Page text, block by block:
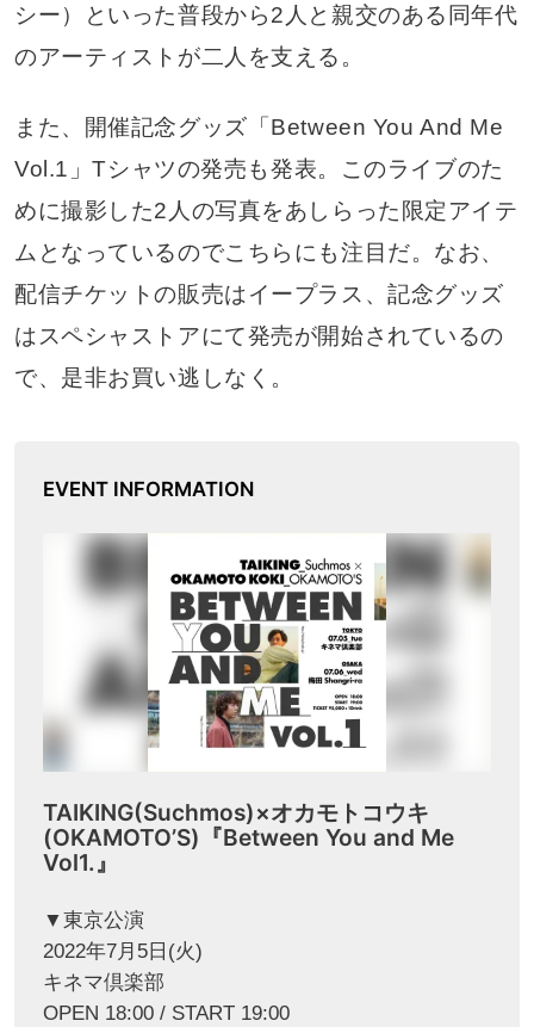
シー）といった普段から2人と親交のある同年代
のアーティストが二人を支える。
また、開催記念グッズ「Between You And Me
Vol.1」Tシャツの発売も発表。このライブのた
めに撮影した2人の写真をあしらった限定アイテ
ムとなっているのでこちらにも注目だ。なお、
配信チケットの販売はイープラス、記念グッズ
はスペシャストアにて発売が開始されているの
で、是非お買い逃しなく。
EVENT INFORMATION
TAIKING(Suchmos)×オカモトコウキ
(OKAMOTO’S)『Between You and Me
Vol1.』
▼東京公演
2022年7月5日(火)
キネマ倶楽部
OPEN 18:00 / START 19:00